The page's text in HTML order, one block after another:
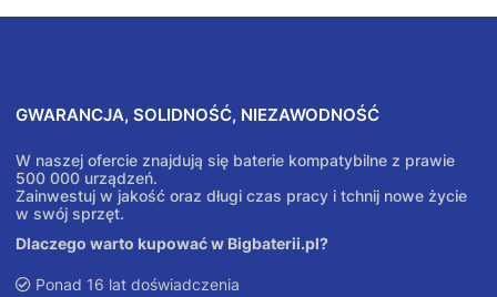
GWARANCJA, SOLIDNOŚĆ, NIEZAWODNOŚĆ
W naszej ofercie znajdują się baterie kompatybilne z prawie
500 000 urządzeń.
Zainwestuj w jakość oraz długi czas pracy i tchnij nowe życie
w swój sprzęt.
Dlaczego warto kupować w Bigbaterii.pl?
Ponad 16 lat doświadczenia